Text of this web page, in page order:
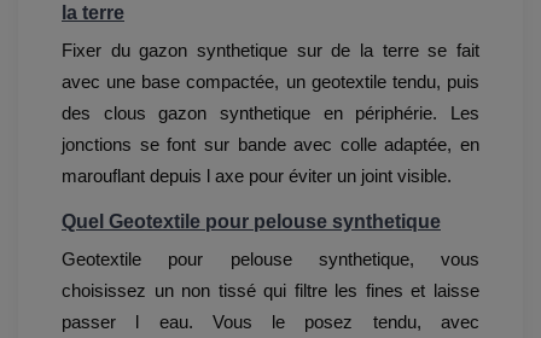
la terre
Fixer du gazon synthetique sur de la terre se fait
avec une base compactée, un geotextile tendu, puis
des clous gazon synthetique en périphérie. Les
jonctions se font sur bande avec colle adaptée, en
marouflant depuis l axe pour éviter un joint visible.
Quel Geotextile pour pelouse synthetique
Geotextile pour pelouse synthetique, vous
choisissez un non tissé qui filtre les fines et laisse
passer l eau. Vous le posez tendu, avec